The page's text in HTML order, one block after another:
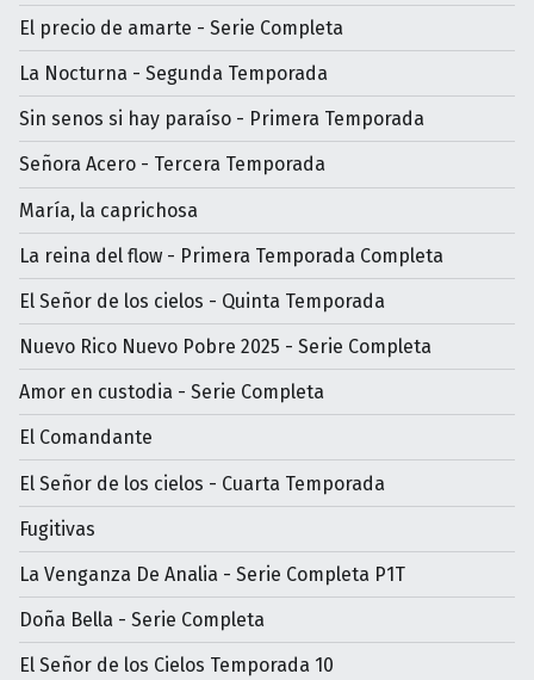
El precio de amarte - Serie Completa
La Nocturna - Segunda Temporada
Sin senos si hay paraíso - Primera Temporada
Señora Acero - Tercera Temporada
María, la caprichosa
La reina del flow - Primera Temporada Completa
El Señor de los cielos - Quinta Temporada
Nuevo Rico Nuevo Pobre 2025 - Serie Completa
Amor en custodia - Serie Completa
El Comandante
El Señor de los cielos - Cuarta Temporada
Fugitivas
La Venganza De Analia - Serie Completa P1T
Doña Bella - Serie Completa
El Señor de los Cielos Temporada 10